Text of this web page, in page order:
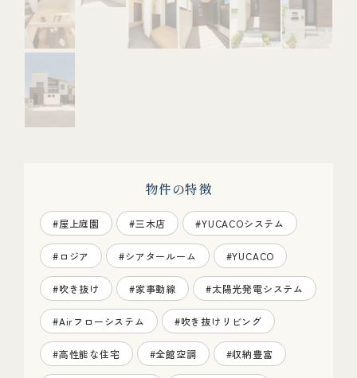
物件の特徴
#屋上庭園 #三木店 #YUCACOシステム
#ロジア #シアタールーム #YUCACO
#吹き抜け #家事動線 #太陽光発電システム
#Airフローシステム #吹き抜けリビング
#高性能な住宅 #全館空調 #収納豊富